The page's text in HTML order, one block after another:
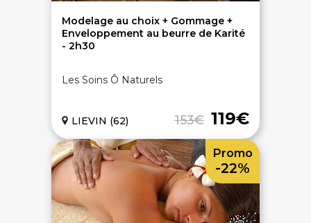
Modelage au choix + Gommage +
Enveloppement au beurre de Karité
- 2h30
Les Soins Ô Naturels
153€ 119€
LIEVIN (62)
Promo
-22%